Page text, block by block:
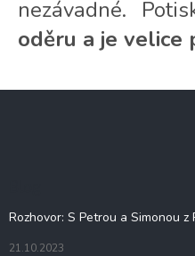
nezávadné.
oděru a je velice
Rozhovor: S Petrou a Simonou z
21.10.2023